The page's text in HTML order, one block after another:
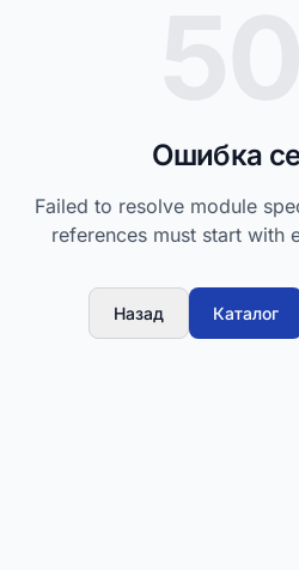
Ошибка
Failed to resolve module
references must start with
Назад Каталог